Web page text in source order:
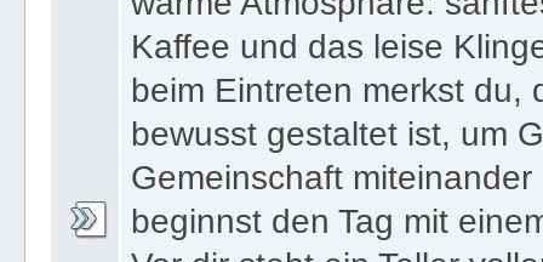
bewusst gestaltet ist, um
Gemeinschaft
beginnst den Tag mit
Vor dir steht ein Teller
dekoriert mit essbaren
fluffiger French Toast, der